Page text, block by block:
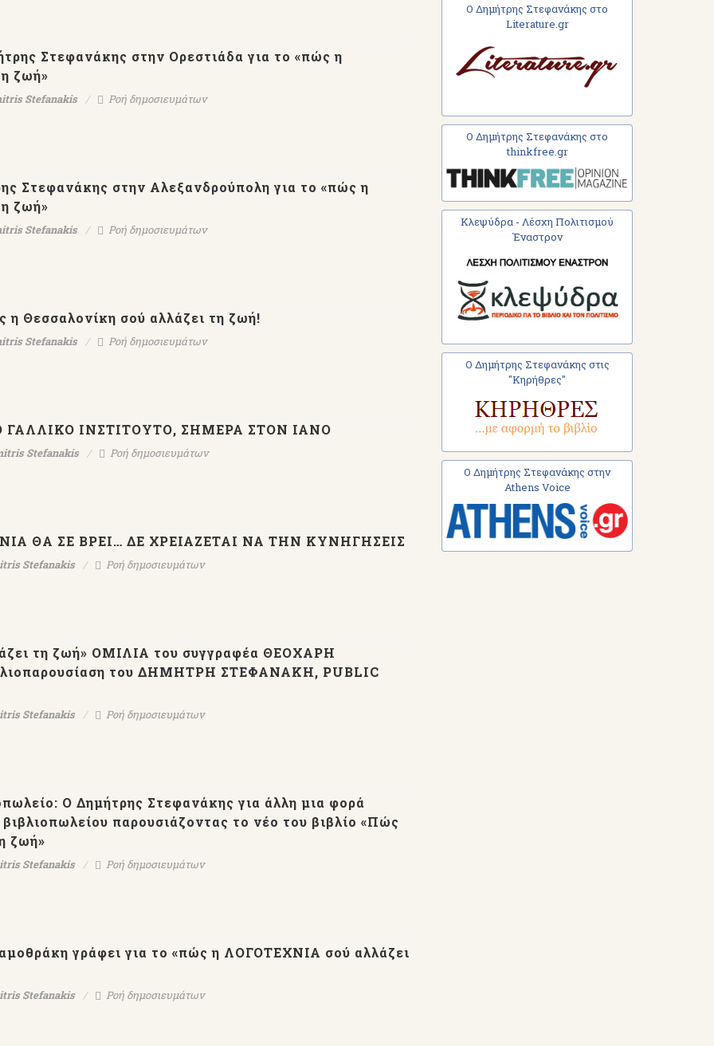
Στεφανάκης στην Ορεστιάδα για το «πώς η
ζωή»
Stefanakis Ροή δημοσιευμάτων
Στεφανάκης στην Αλεξανδρούπολη για το «πώς η
ζωή»
Stefanakis Ροή δημοσιευμάτων
η Θεσσαλονίκη σού αλλάζει τη ζωή!
Stefanakis Ροή δημοσιευμάτων
ΙΝΣΤΙΤΟΥΤΟ, ΣΗΜΕΡΑ ΣΤΟΝ ΙΑΝΟ
Stefanakis Ροή δημοσιευμάτων
ΘΑ ΣΕ ΒΡΕΙ… ΔΕ ΧΡΕΙΑΖΕΤΑΙ ΝΑ ΤΗΝ ΚΥΝΗΓΗΣΕΙΣ
Stefanakis Ροή δημοσιευμάτων
τη ζωή» ΟΜΙΛΙΑ του συγγραφέα ΘΕΟΧΑΡΗ
του ΔΗΜΗΤΡΗ ΣΤΕΦΑΝΑΚΗ, PUBLIC
Stefanakis Ροή δημοσιευμάτων
Ο Δημήτρης Στεφανάκης για άλλη μια φορά
παρουσιάζοντας το νέο του βιβλίο «Πώς
ζωή»
Stefanakis Ροή δημοσιευμάτων
γράφει για το «πώς η ΛΟΓΟΤΕΧΝΙΑ σού αλλάζει
Stefanakis Ροή δημοσιευμάτων
Ο Δημήτρης Στεφανάκης στο
Literature.gr
Ο Δημήτρης Στεφανάκης στο
thinkfree.gr
Κλεψύδρα - Λέσχη Πολιτισμού
Έναστρον
Ο Δημήτρης Στεφανάκης στις
"Κηρήθρες"
Ο Δημήτρης Στεφανάκης στην
Athens Voice